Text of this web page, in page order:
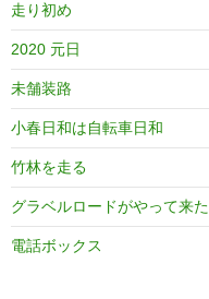
走り初め
2020 元日
未舗装路
小春日和は自転車日和
竹林を走る
グラベルロードがやって来た
電話ボックス